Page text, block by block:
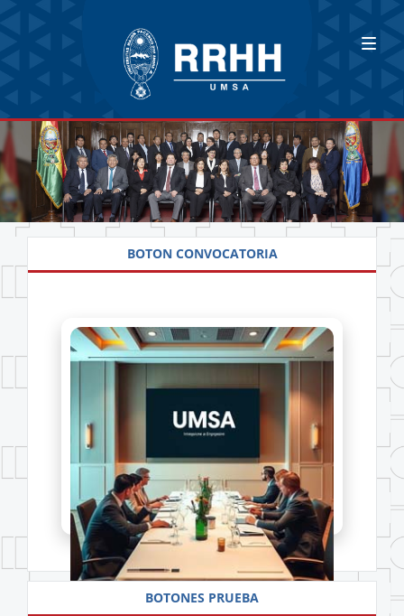
BOTON CONVOCATORIA
CONVOCATORIA UMSA
Más información
Accede a las convocatorias.
Ver detalles
BOTONES PRUEBA